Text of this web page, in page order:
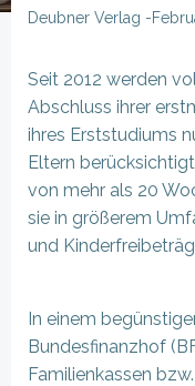
Deubner Verlag -
Seit 2012 werden
Abschluss ihrer
ihres Erststudiums
Eltern
von mehr als 20
sie in größerem
und
In einem
Bundesfinanzhof
Familienkassen